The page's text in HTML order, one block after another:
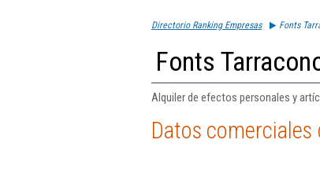
Directorio Ranking Empresas Fonts
Fonts
Alquiler de efectos personales y
Datos comerciales